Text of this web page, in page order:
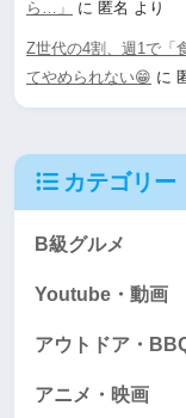
ら…」 に 匿名 より
Z世代の4割、週1で「
てやめられない😁 に
カテゴリー
B級グルメ
Youtube・動画
アウトドア・
アニメ・映画